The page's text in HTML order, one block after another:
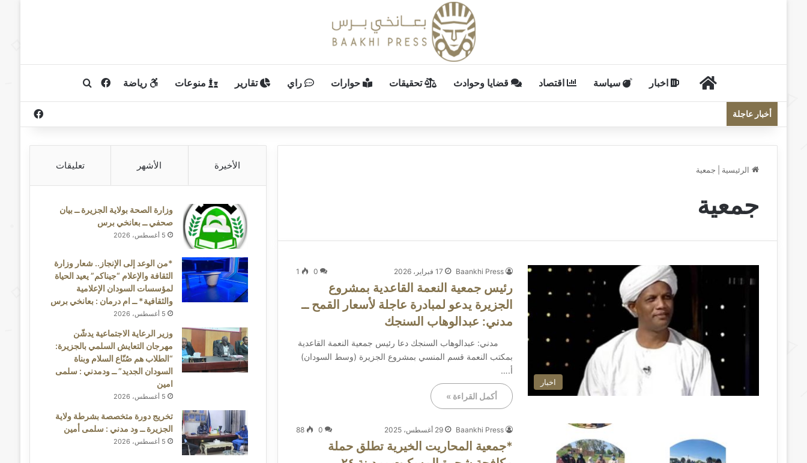
الرئيسيةاخبار سياسة اقتصاد قضايا وحوادث تحقيقات حوارات راي تقارير منوعات رياضة فيسبوكبحث عن
أخبار عاجلة
الرئيسية جمعية
جمعية
اخبار
Baankhi Press 17 فبراير، 2026 0
1
رئيس جمعية النعمة القاعدية بمشروع
الجزيرة يدعو لمبادرة عاجلة لأسعار القمح ــ
مدني: عبدالوهاب السنجك
مدني: عبدالوهاب السنجك دعا رئيس جمعية النعمة القاعدية
بمكتب النعمة قسم المنسي بمشروع الجزيرة (وسط السودان)
أ.…
أكمل القراءة »
Baankhi Press 29 أغسطس، 2025 0
88
*جمعية المحاريت الخيرية تطلق حملة
الأخيرة الأشهر تعليقات
وزارة الصحة بولاية الجزيرة ــ بيان
صحفي ــ بعانخي برس
5 أغسطس، 2026
*من الوعد إلى الإنجاز.. شعار وزارة
الثقافة والإعلام “جيناكم” يعيد الحياة
لمؤسسات السودان الإعلامية
والثقافية* ــ ام درمان : بعانخي برس
5 أغسطس، 2026
وزير الرعاية الاجتماعية يدشّن
مهرجان التعايش السلمي بالجزيرة:
“الطلاب هم صُنّاع السلام وبناة
السودان الجديد” ــ ودمدني : سلمى
امين
5 أغسطس، 2026
تخريج دورة متخصصة بشرطة ولاية
الجزيرة ــ ود مدني : سلمى أمين
5 أغسطس، 2026